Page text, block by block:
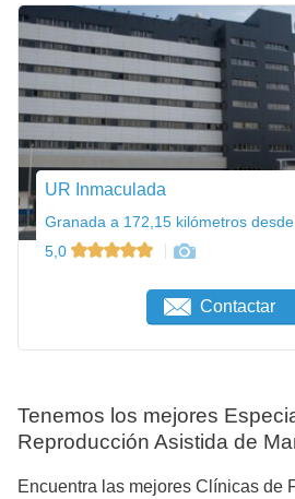
UR Inmaculada
Granada a 172,15 kilómetros
5,0
Contactar
Tenemos los mejores
Reproducción Asistida de
Encuentra las mejores Clínicas de